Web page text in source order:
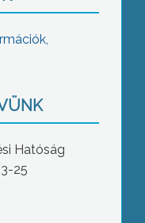
Hatóság
25